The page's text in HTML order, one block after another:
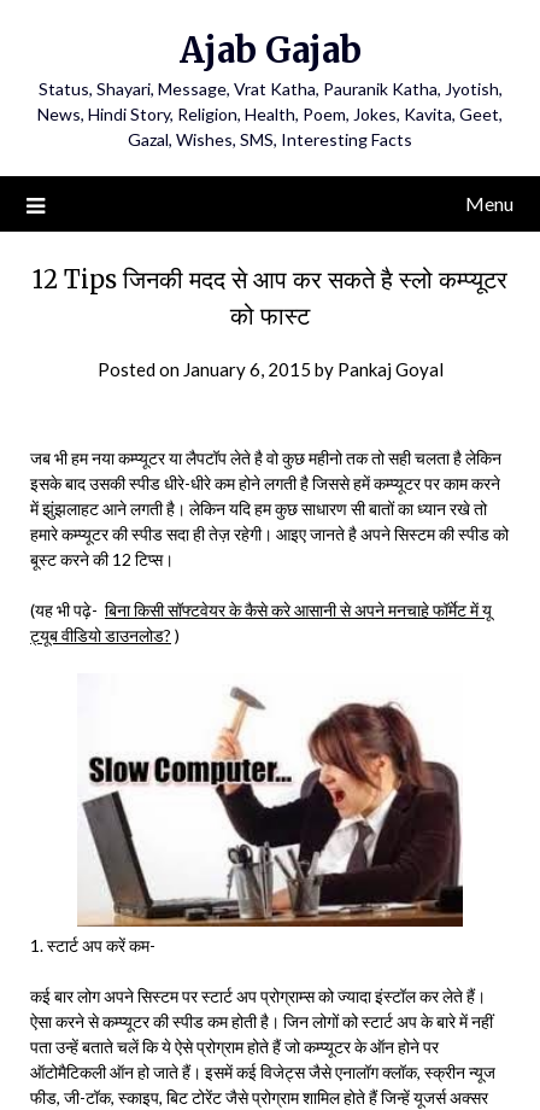
Ajab Gajab
Status, Shayari, Message, Vrat Katha, Pauranik Katha, Jyotish,
News, Hindi Story, Religion, Health, Poem, Jokes, Kavita, Geet,
Gazal, Wishes, SMS, Interesting Facts
Menu
12 Tips जिनकी मदद से आप कर सकते है स्लो कम्प्यूटर
को फास्ट
Posted on January 6, 2015 by Pankaj Goyal
जब भी हम नया कम्प्यूटर या लैपटॉप लेते है वो कुछ महीनो तक तो सही चलता है लेकिन
इसके बाद उसकी स्पीड धीरे-धीरे कम होने लगती है जिससे हमें कम्प्यूटर पर काम करने
में झुंझलाहट आने लगती है। लेकिन यदि हम कुछ साधारण सी बातों का ध्यान रखे तो
हमारे कम्प्यूटर की स्पीड सदा ही तेज़ रहेगी। आइए जानते है अपने सिस्टम की स्पीड को
बूस्ट करने की 12 टिप्स।
(यह भी पढ़े- बिना किसी सॉफ्टवेयर के कैसे करे आसानी से अपने मनचाहे फॉर्मेट में यू
ट्यूब वीडियो डाउनलोड? )
1. स्टार्ट अप करें कम-
कई बार लोग अपने सिस्टम पर स्टार्ट अप प्रोग्राम्स को ज्यादा इंस्टॉल कर लेते हैं।
ऐसा करने से कम्प्यूटर की स्पीड कम होती है। जिन लोगों को स्टार्ट अप के बारे में नहीं
पता उन्हें बताते चलें कि ये ऐसे प्रोग्राम होते हैं जो कम्प्यूटर के ऑन होने पर
ऑटोमैटिकली ऑन हो जाते हैं। इसमें कई विजेट्स जैसे एनालॉग क्लॉक, स्क्रीन न्यूज
फीड, जी-टॉक, स्काइप, बिट टोरेंट जैसे प्रोग्राम शामिल होते हैं जिन्हें यूजर्स अक्सर